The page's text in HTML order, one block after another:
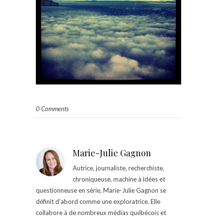
0 Comments
Marie-Julie Gagnon
Autrice, journaliste, recherchiste,
chroniqueuse, machine à idées et
questionneuse en série, Marie-Julie Gagnon se
définit d’abord comme une exploratrice. Elle
collabore à de nombreux médias québécois et